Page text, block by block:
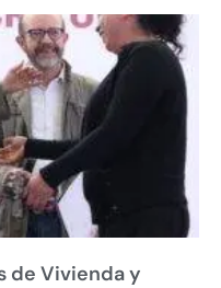
de Vivienda y